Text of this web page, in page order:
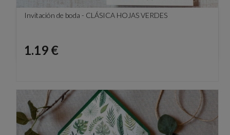
Invitación de boda - CLÁSICA HOJAS VERDES
Precio
1.19 €